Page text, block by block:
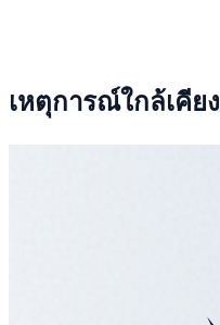
เหตุการณ์ใกล้เคียง